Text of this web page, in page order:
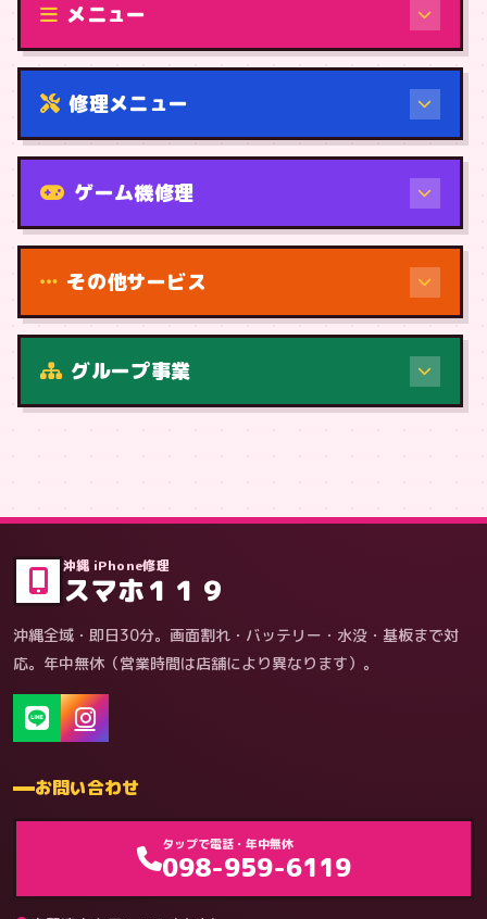
メニュー
修理メニュー
機種から
症状・内容から
ゲーム機修理
その他サービス
グループ事業
沖縄 iPhone修理
スマホ１１９
沖縄全域・即日30分。画面割れ・バッテリー・水没・基板まで対
応。年中無休（営業時間は店舗により異なります）。
お問い合わせ
タップで電話・年中無休
098-959-6119